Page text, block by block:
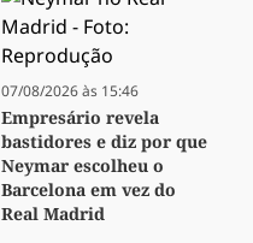
07/08/2026 às 15:46
Empresário revela
bastidores e diz por que
Neymar escolheu o
Barcelona em vez do
Real Madrid